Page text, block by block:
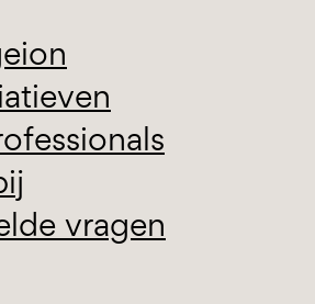
vragen